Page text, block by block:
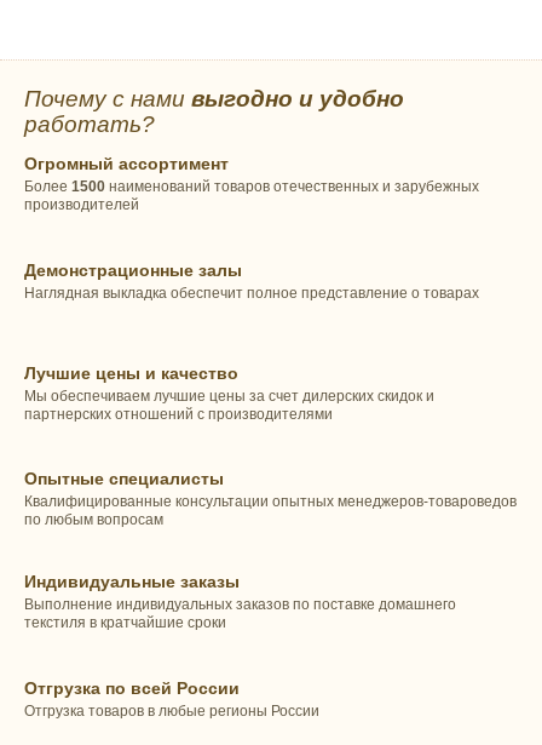
Почему с нами выгодно и удобно
работать?
Огромный ассортимент
Более 1500 наименований товаров отечественных и зарубежных
производителей
Демонстрационные залы
Наглядная выкладка обеспечит полное представление о товарах
Лучшие цены и качество
Мы обеспечиваем лучшие цены за счет дилерских скидок и
партнерских отношений с производителями
Опытные специалисты
Квалифицированные консультации опытных менеджеров-товароведов
по любым вопросам
Индивидуальные заказы
Выполнение индивидуальных заказов по поставке домашнего
текстиля в кратчайшие сроки
Отгрузка по всей России
Отгрузка товаров в любые регионы России